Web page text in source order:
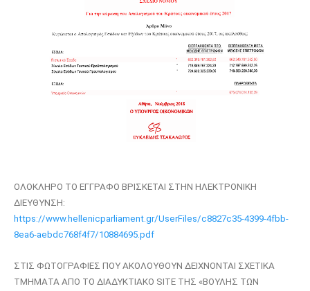
ΟΛΟΚΛΗΡΟ ΤΟ ΕΓΓΡΑΦΟ ΒΡΙΣΚΕΤΑΙ ΣΤΗΝ ΗΛΕΚΤΡΟΝΙΚΗ
ΔΙΕΥΘΥΝΣΗ:
https://www.hellenicparliament.gr/UserFiles/c8827c35-4399-4fbb-
8ea6-aebdc768f4f7/10884695.pdf
ΣΤΙΣ ΦΩΤΟΓΡΑΦΙΕΣ ΠΟΥ ΑΚΟΛΟΥΘΟΥΝ ΔΕΙΧΝΟΝΤΑΙ ΣΧΕΤΙΚΑ
ΤΜΗΜΑΤΑ ΑΠΟ ΤΟ ΔΙΑΔΥΚΤΙΑΚΟ SITE ΤΗΣ «ΒΟΥΛΗΣ ΤΩΝ